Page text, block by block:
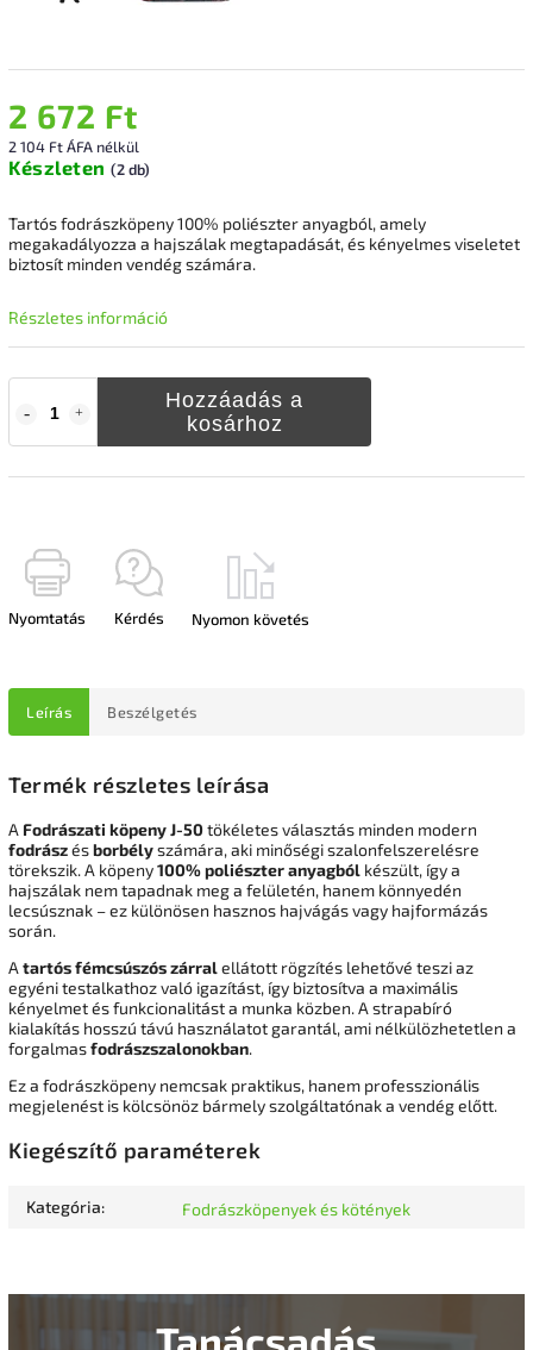
2 672 Ft
2 104 Ft ÁFA nélkül
Készleten (2 db)
Hozzáadás a
kosárhoz
Tartós fodrászköpeny 100% poliészter anyagból, amely
megakadályozza a hajszálak megtapadását, és kényelmes viseletet
biztosít minden vendég számára.
Részletes információ
Nyomtatás Kérdés Nyomon követés
Leírás Beszélgetés
Termék részletes leírása
A Fodrászati köpeny J-50tökéletes választás minden modern
fodrászésborbélyszámára, aki minőségi szalonfelszerelésre
törekszik. A köpeny100% poliészter anyagból készült, így a
hajszálak nem tapadnak meg a felületén, hanem könnyedén
lecsúsznak – ez különösen hasznos hajvágás vagy hajformázás
során.
A tartós fémcsúszós zárralellátott rögzítés lehetővé teszi az
egyéni testalkathoz való igazítást, így biztosítva a maximális
kényelmet és funkcionalitást a munka közben. A strapabíró
kialakítás hosszú távú használatot garantál, ami nélkülözhetetlen a
forgalmasfodrászszalonokban.
Ez a fodrászköpeny nemcsak praktikus, hanem professzionális
megjelenést is kölcsönöz bármely szolgáltatónak a vendég előtt.
Kiegészítő paraméterek
Kategória: Fodrászköpenyek és kötények